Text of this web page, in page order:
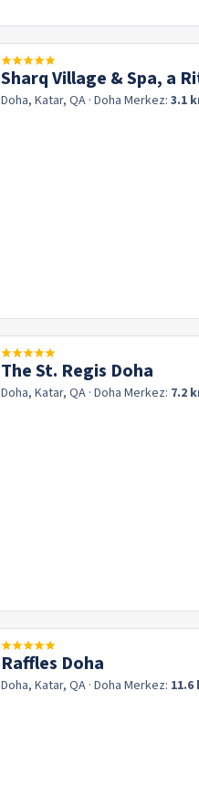
Sharq Village & Spa, a
Doha, Katar, QA · Doha Merkez: 3.1
The St. Regis Doha
Doha, Katar, QA · Doha Merkez: 7.2
Raffles Doha
Doha, Katar, QA · Doha Merkez: 11.6